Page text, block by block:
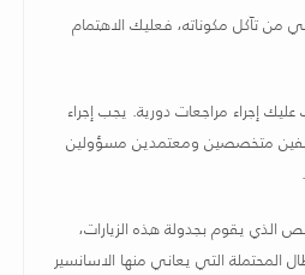
من تآكل مكوناته، فعليك الاهتمام
إجراء مراجعات دورية. يجب إجراء
متخصصين ومعتمدين مسؤولين
يقوم بجدولة هذه الزيارات،
المحتملة التي يعاني منها الاسانسير